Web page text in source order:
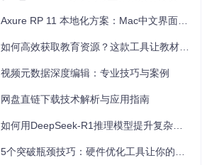
视频元数据深度编辑：专业技巧与案例
网盘直链下载技术解析与应用指南